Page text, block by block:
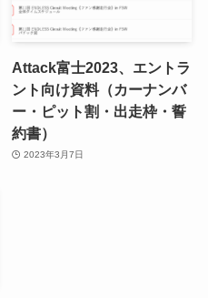
Attack富士2023、エントラ
ント向け資料（カーナンバ
ー・ピット割・出走枠・誓
約書）
2023年3月7日